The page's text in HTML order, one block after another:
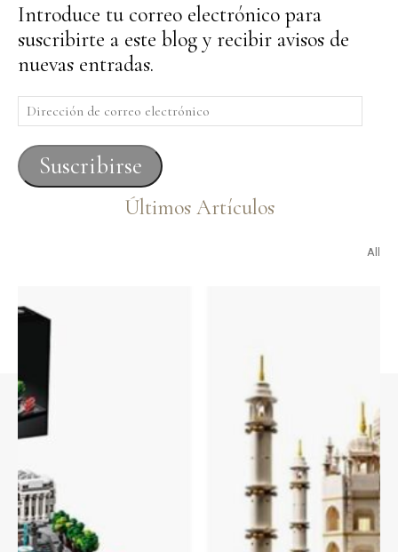
Introduce tu correo electrónico para
suscribirte a este blog y recibir avisos de
nuevas entradas.
Dirección
de
correo
electrónico
Suscribirse
Últimos Artículos
All